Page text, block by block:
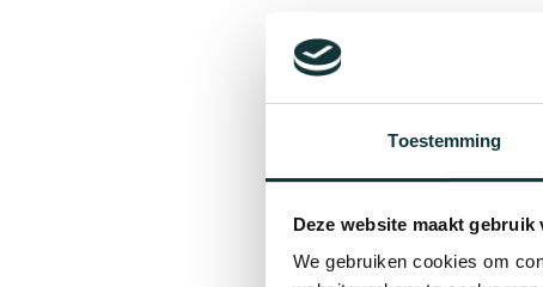
Toestemming
Deze website maakt gebruik
We gebruiken cookies om